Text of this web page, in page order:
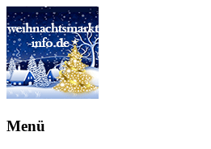
Menü